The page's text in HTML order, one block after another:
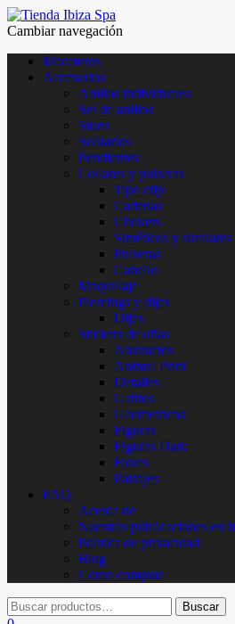
Cambiar navegación
Maceteros
Accesorios
Anillos individuales
Set de anillos
Studs
Solitarios
Pendientes
Collares y pulseras
Tipo clip
Cadenas
Chokers
Sintéticos y similares
Pulseras
Cabello
Maquillaje
Piercings y dijes
Dijes
Stickers de uñas
Abstractos
Animal Print
Detalles
Gatitos
Geometricos
Figuras
Figuras Dark
Flores
Paisajes
FAQ
Acerca de
Nuestras publicaciones en
Politica de privacidad
Blog
Como comprar